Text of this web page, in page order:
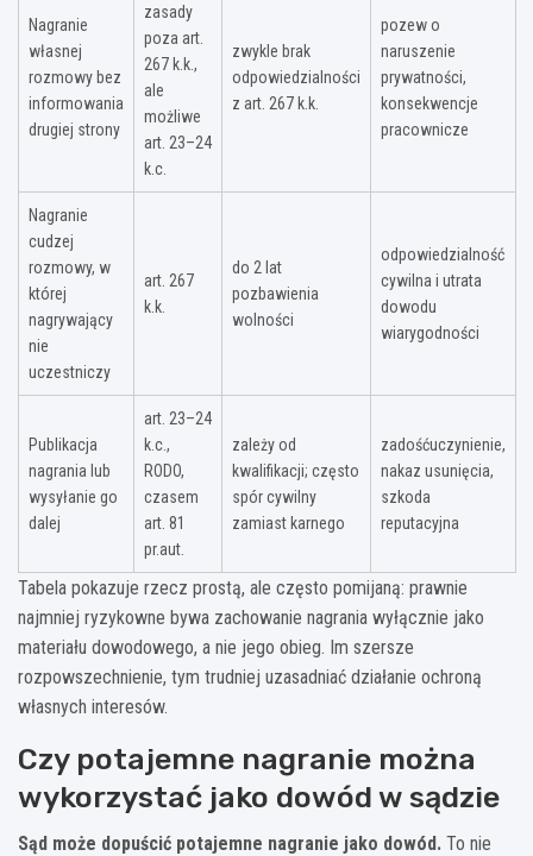
Nagranie
własnej
rozmowy bez
informowania
drugiej strony
zasady
poza art.
267 k.k.,
ale
możliwe
art. 23–24
k.c.
zwykle brak
odpowiedzialności
z art. 267 k.k.
pozew o
naruszenie
prywatności,
konsekwencje
pracownicze
Nagranie
cudzej
rozmowy, w
której
nagrywający
nie
uczestniczy
art. 267
k.k.
do 2 lat
pozbawienia
wolności
odpowiedzialność
cywilna i utrata
dowodu
wiarygodności
Publikacja
nagrania lub
wysyłanie go
dalej
art. 23–24
k.c.,
RODO,
czasem
art. 81
pr.aut.
zależy od
kwalifikacji; często
spór cywilny
zamiast karnego
zadośćuczynienie,
nakaz usunięcia,
szkoda
reputacyjna
Tabela pokazuje rzecz prostą, ale często pomijaną: prawnie
najmniej ryzykowne bywa zachowanie nagrania wyłącznie jako
materiału dowodowego, a nie jego obieg. Im szersze
rozpowszechnienie, tym trudniej uzasadniać działanie ochroną
własnych interesów.
Czy potajemne nagranie można
wykorzystać jako dowód w sądzie
Sąd może dopuścić potajemne nagranie jako dowód. To nie